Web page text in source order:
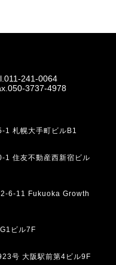
011-241-0064
3737-4978
札幌大手町ビルB1
住友不動産西新宿ビル
6-11 Fukuoka Growth
ビル7F
号 大阪駅前第4ビル9F